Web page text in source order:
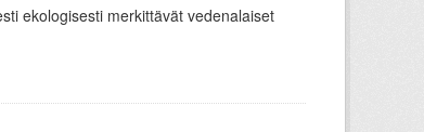
ekologisesti merkittävät vedenalaiset